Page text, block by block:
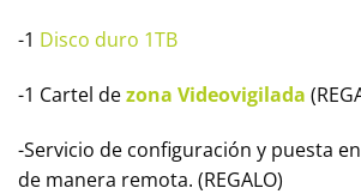
-1 Disco duro 1TB
-1 Cartel dezona Videovigilada
-Servicio de configuración y puesta
de manera remota. (REGALO)